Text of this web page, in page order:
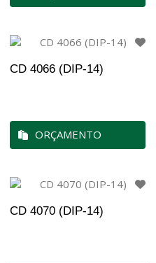
CD 4066 (DIP-14)
ORÇAMENTO
CD 4070 (DIP-14)